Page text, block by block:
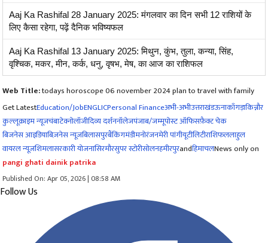
Aaj Ka Rashifal 28 January 2025: मंगलवार का दिन सभी 12 राशियों के
लिए कैसा रहेगा, पढ़ें दैनिक भविष्यफल
Aaj Ka Rashifal 13 January 2025: मिथुन, कुंभ, तुला, कन्या, सिंह,
वृश्चिक, मकर, मीन, कर्क, धनु, वृषभ, मेष, का आज का राशिफल
Web Title:todays horoscope 06 november 2024 plan to travel with family
Get LatestEducation/JobENGLICPersonal Financeअभी-अभीउत्तराखंडऊनाकाँगड़ाकिन्नौर
कुल्लूक्राइम न्यूजचंबाटेक्नोलॉजीदिव्य दर्शननॉलेजपंजाब/जम्मूपोस्ट ऑफिसफ़ैक्ट चेक
बिजनेस आइडियाबिज़नेस न्यूज़बिलासपुरबैंकिंगमंडीमनोरंजनमेरी पांगीयूटीलिटीराशिफललाहुल
वायरल न्यूज़शिमलासरकारी योजनासिरमौरसुपर स्टोरीसोलनहमीरपुरandहिमाचलNews only on
pangi ghati dainik patrika
Published On: Apr 05, 2026 | 08:58 AM
Follow Us